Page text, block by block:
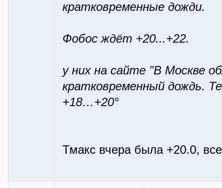
кратковременные дожди.
Фобос ждёт +20...+22.
у них на сайте "В Москве
кратковременный дождь.
+18…+20°
Тмакс вчера была +20.0,